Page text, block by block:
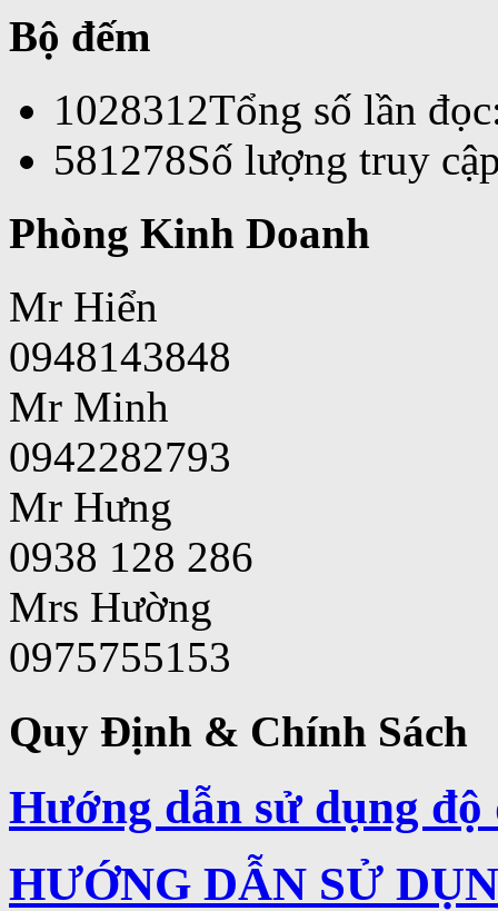
Bộ đếm
1028312Tổng số lần
581278Số lượng truy
Phòng Kinh Doanh
Mr Hiển
0948143848
Mr Minh
0942282793
Mr Hưng
0938 128 286
Mrs Hường
0975755153
Quy Định & Chính Sách
Hướng dẫn sử dụng
HƯỚNG DẪN SỬ